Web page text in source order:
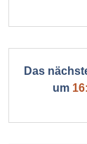
Das
um